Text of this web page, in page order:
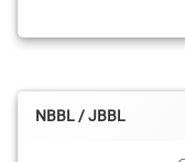
NBBL / JBBL